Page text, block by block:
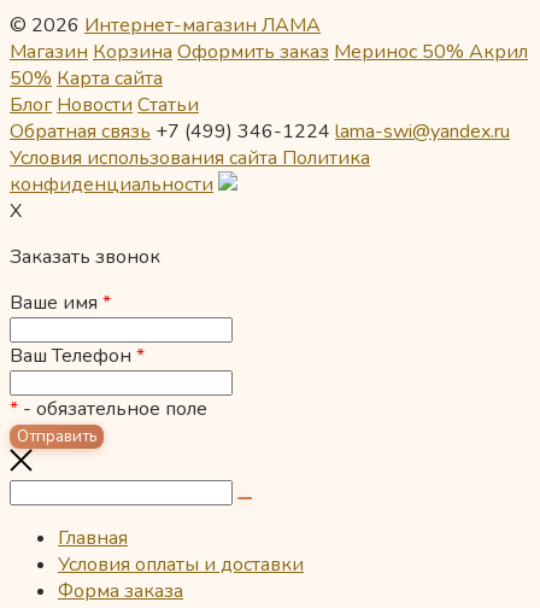
© 2026 Интернет-магазин ЛАМА
Магазин Корзина Оформить заказ Меринос 50% Акрил
50% Карта сайта
Блог Новости Статьи
Обратная связь +7 (499) 346-1224 lama-swi@yandex.ru
Условия использования сайта Политика
конфиденциальности
X
Заказать звонок
Ваше имя *
Ваш Телефон *
* - обязательное поле
Главная
Условия оплаты и доставки
Форма заказа